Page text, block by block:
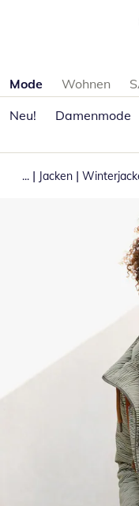
Produktkategorien
Mode Wohnen
Neu!
Damenmode
... | Jacken |